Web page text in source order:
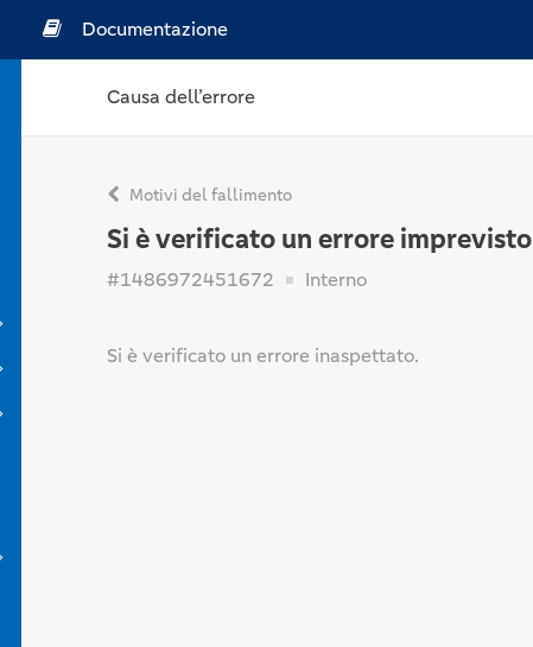
Documentazione
Causa dell’errore
Motivi del fallimento
Si è verificato un errore imprevisto
#1486972451672 Interno
Si è verificato un errore inaspettato.